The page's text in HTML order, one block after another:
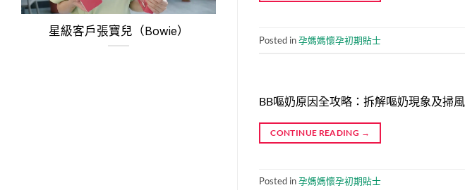
星級客戶張寶兒（Bowie）
Posted in孕媽媽懷孕初期貼士
BB嘔奶原因全攻略：拆解嘔奶現象及掃
CONTINUE READING →
Posted in孕媽媽懷孕初期貼士